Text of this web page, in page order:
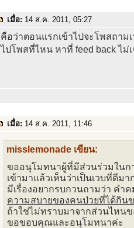
เมื่อ: 14 ส.ค. 2011, 05:27
คือว่าตอนแรกเข้าไปจะโพสถาม
ไปโพสที่ไหน หาที่ feed back ไม่
เมื่อ: 14 ส.ค. 2011, 11:46
misslemonade เขียน:
ขออนุโมทนาผู้ที่มีส่วนร่วมในก
เข้ามาแล้วเห็นว่าเป็นเวบที่ดีมา
มีเรื่องอยากรบกวนถามว่า คำ
ความสบายของคนป่วยที่ได้กิน
ถ้าใช่ไม่ทราบมาจากส่วนไหน
ขอขอบคุณและอนุโมทนาค่ะ